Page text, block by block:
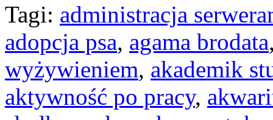
Tagi: administracja
adopcja psa, agama brodata
wyżywieniem, akademik
aktywność po pracy,